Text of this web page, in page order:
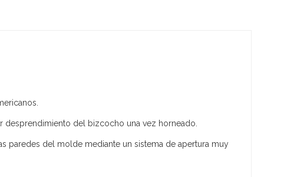
desprendimiento del bizcocho una vez horneado.
paredes del molde mediante un sistema de apertura muy